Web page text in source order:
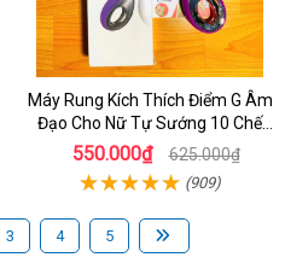
Máy Rung Kích Thích Điểm G Âm
Đạo Cho Nữ Tự Sướng 10 Chế
Độ Rung
550.000₫ 625.000₫
(909)
3 4 5